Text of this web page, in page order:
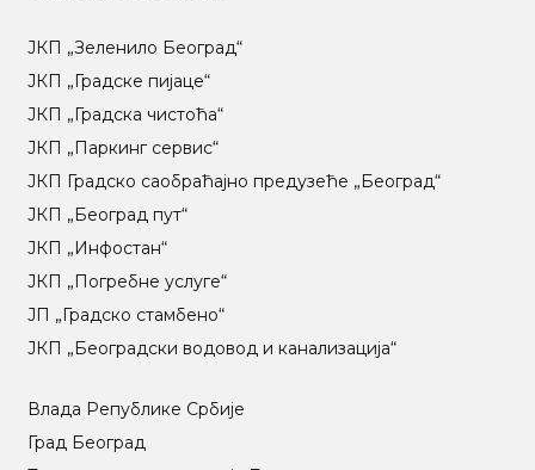
ЈКП „Зеленило Београд“
ЈКП „Градске пијаце“
ЈКП „Градска чистоћа“
ЈКП „Паркинг сервис“
ЈКП Градско саобраћајно предузеће „Београд“
ЈКП „Београд пут“
ЈКП „Инфостан“
ЈКП „Погребне услуге“
ЈП „Градско стамбено“
ЈКП „Београдски водовод и канализација“
Влада Републике Србије
Град Београд